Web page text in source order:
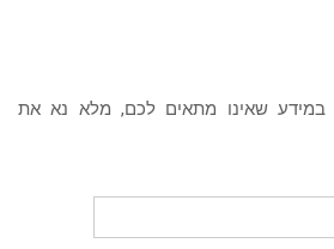
שאינו מתאים לכם, מלא נא את